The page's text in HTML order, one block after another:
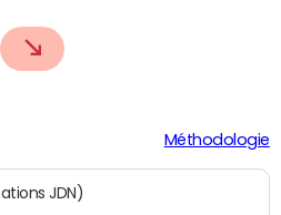
Méthodologie
JDN)